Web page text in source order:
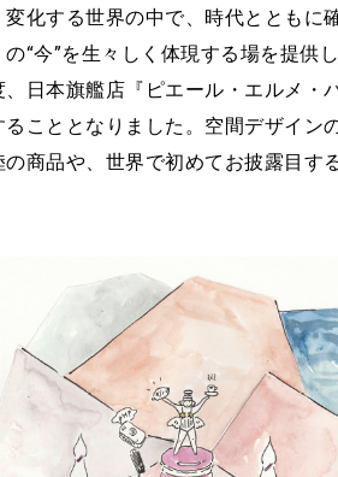
グルトのマカ
売のお知らせ
＜麻布台ヒ
催事出店の
ル・エルメ・パリ
Notre Maison
ルメについて ブラン
化する世界の中で、時代とともに
“今”を生々しく体現する場を提供
日本旗艦店『ピエール・エルメ・
こととなりました。空間デザイン
の商品や、世界で初めてお披露目す